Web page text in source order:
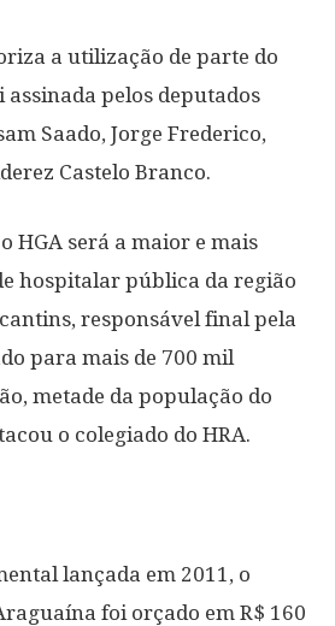
a utilização de parte do
assinada pelos deputados
Saado, Jorge Frederico,
Castelo Branco.
HGA será a maior e mais
hospitalar pública da região
responsável final pela
para mais de 700 mil
metade da população do
o colegiado do HRA.
lançada em 2011, o
foi orçado em R$ 160